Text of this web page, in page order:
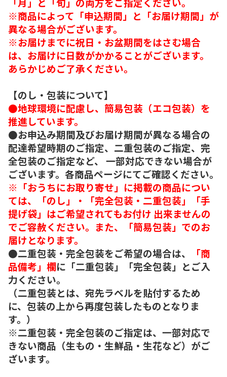
※商品によって「申込期間」と「お届け期間」が
異なる場合がございます。
※お届けまでに祝日・お盆期間をはさむ場合
は、お届けに日数がかかることがございます。
あらかじめご了承ください。
【のし・包装について】
●地球環境に配慮し、簡易包装（エコ包装）を
推進しています。
●お申込み期間及びお届け期間が異なる場合の
配達希望時期のご指定、二重包装のご指定、完
全包装のご指定など、 一部対応できない場合が
ございます。各商品ページにてご確認ください。
※「おうちにお取り寄せ」に掲載の商品につい
ては、「のし」・「完全包装・二重包装」「手
提げ袋」はご希望されてもお付け 出来ませんの
でご容赦ください。また、「簡易包装」でのお
届けとなります。
●二重包装・完全包装をご希望の場合は、
「商
品備考」欄に「二重包装」「完全包装」とご入
力ください。
（二重包装とは、宛先ラベルを貼付するため
に、包装の上から再度包装したものとなりま
す。）
※二重包装・完全包装のご指定は、一部対応で
きない商品（生もの・生鮮品・生花など）がご
ざいます。